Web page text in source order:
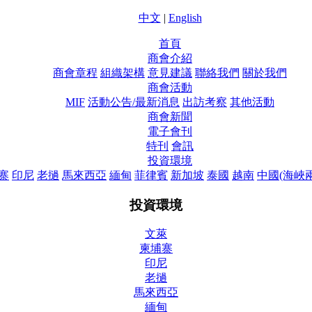
中文 | English
首頁
商會介紹
商會章程 組織架構 意見建議 聯絡我們 關於我們
商會活動
MIF 活動公告/最新消息 出訪考察 其他活動
商會新聞
電子會刊
特刊 會訊
投資環境
印尼 老撾 馬來西亞 緬甸 菲律賓 新加坡 泰國 越南 中國(海峽
投資環境
文萊
柬埔寨
印尼
老撾
馬來西亞
緬甸